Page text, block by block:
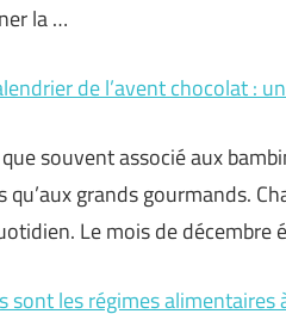
la …
de l’avent chocolat :
souvent associé aux
qu’aux grands gourmands.
Le mois de décembre
sont les régimes alimentaires